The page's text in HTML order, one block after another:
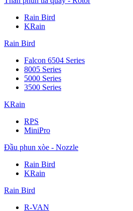
Rain Bird
KRain
Rain Bird
Falcon 6504 Series
8005 Series
5000 Series
3500 Series
KRain
RPS
MiniPro
Đầu phun xòe - Nozzle
Rain Bird
KRain
Rain Bird
R-VAN